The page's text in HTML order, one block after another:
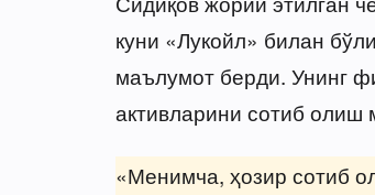
куни «Лукойл» билан
маълумот берди. Унинг
активларини сотиб олиш
«Менимча, ҳозир сотиб